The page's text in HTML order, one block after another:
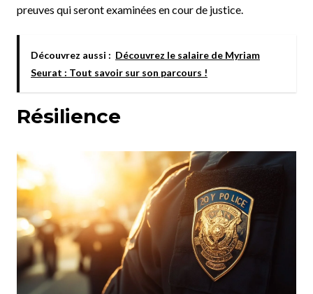
preuves qui seront examinées en cour de justice.
Découvrez aussi : Découvrez le salaire de Myriam
Seurat : Tout savoir sur son parcours !
Résilience